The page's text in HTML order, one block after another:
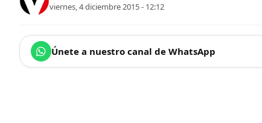
viernes, 4 diciembre 2015 - 12:12
Únete a nuestro canal de WhatsApp